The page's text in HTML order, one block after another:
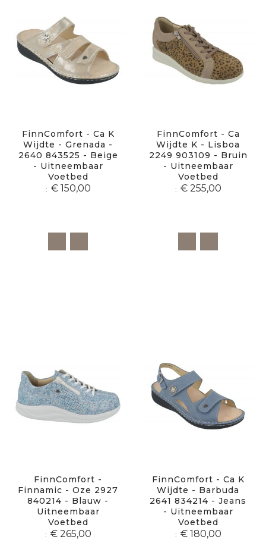
FinnComfort - Ca K
Wijdte - Grenada -
2640 843525 - Beige
- Uitneembaar
Voetbed
€ 150,00
FinnComfort - Ca
Wijdte K - Lisboa
2249 903109 - Bruin
- Uitneembaar
Voetbed
€ 255,00
FinnComfort -
Finnamic - Oze 2927
840214 - Blauw -
Uitneembaar
Voetbed
€ 265,00
FinnComfort - Ca K
Wijdte - Barbuda
2641 834214 - Jeans
- Uitneembaar
Voetbed
€ 180,00